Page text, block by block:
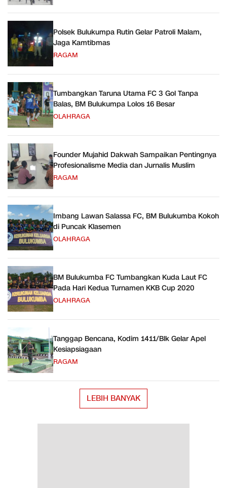
Polsek Bulukumpa Rutin Gelar Patroli Malam,
Jaga Kamtibmas
RAGAM
Tumbangkan Taruna Utama FC 3 Gol Tanpa
Balas, BM Bulukumpa Lolos 16 Besar
OLAHRAGA
Founder Mujahid Dakwah Sampaikan Pentingnya
Profesionalisme Media dan Jurnalis Muslim
RAGAM
Imbang Lawan Salassa FC, BM Bulukumba Kokoh
di Puncak Klasemen
OLAHRAGA
BM Bulukumba FC Tumbangkan Kuda Laut FC
Pada Hari Kedua Turnamen KKB Cup 2020
OLAHRAGA
Tanggap Bencana, Kodim 1411/Blk Gelar Apel
Kesiapsiagaan
RAGAM
LEBIH BANYAK